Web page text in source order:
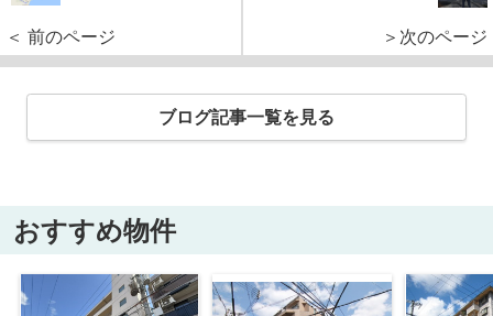
＜ 前のページ ＞次のページ
ブログ記事一覧を見る
おすすめ物件